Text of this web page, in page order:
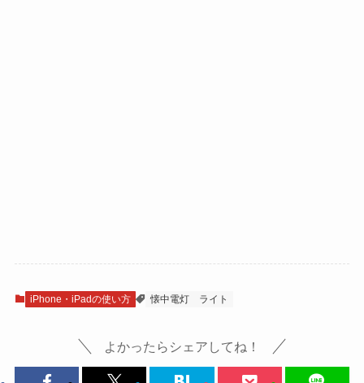
iPhone・iPadの使い方 懐中電灯 ライト
よかったらシェアしてね！